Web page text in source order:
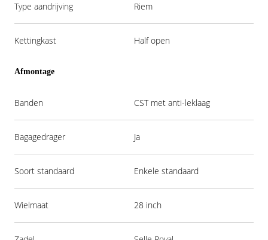
Type aandrijving Riem
Kettingkast Half open
Afmontage
Banden CST met anti-leklaag
Bagagedrager Ja
Soort standaard Enkele standaard
Wielmaat 28 inch